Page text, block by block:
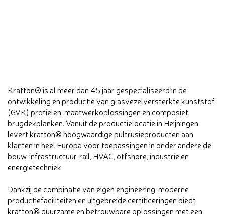
Krafton® is al meer dan 45 jaar gespecialiseerd in de
ontwikkeling en productie van glasvezelversterkte kunststof
(GVK) profielen, maatwerkoplossingen en composiet
brugdekplanken. Vanuit de productielocatie in Heijningen
levert krafton® hoogwaardige pultrusieproducten aan
klanten in heel Europa voor toepassingen in onder andere de
bouw, infrastructuur, rail, HVAC, offshore, industrie en
energietechniek.
Dankzij de combinatie van eigen engineering, moderne
productiefaciliteiten en uitgebreide certificeringen biedt
krafton® duurzame en betrouwbare oplossingen met een